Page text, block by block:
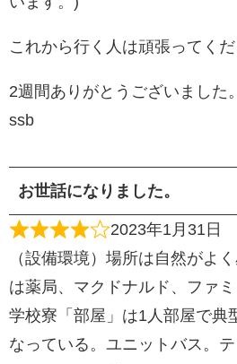
これから行く人は頑張ってくだ
2週間ありがとうございました。
ssb
お世話になりました。
2023年1月31日
（設備環境）場所は自然がよ
は薬局、マクドナルド、ファミ
学校寮「部屋」は1人部屋で典
なっている。ユニットバス。